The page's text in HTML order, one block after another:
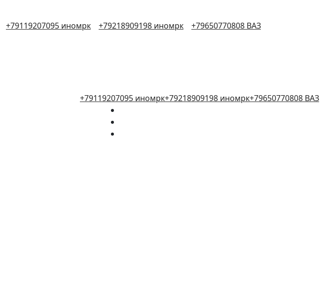
+79119207095 иномрк +79218909198 иномрк +79650770808 ВАЗ
+79119207095 иномрк+79218909198 иномрк+79650770808 ВАЗ